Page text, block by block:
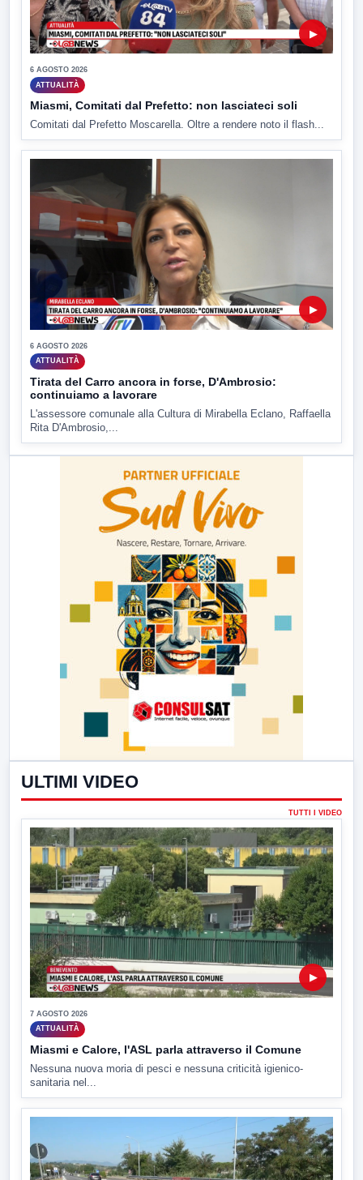
▶
6 AGOSTO 2026
ATTUALITÀ
Miasmi, Comitati dal Prefetto: non lasciateci soli
Comitati dal Prefetto Moscarella. Oltre a rendere noto il flash...
▶
6 AGOSTO 2026
ATTUALITÀ
Tirata del Carro ancora in forse, D'Ambrosio:
continuiamo a lavorare
L'assessore comunale alla Cultura di Mirabella Eclano, Raffaella
Rita D'Ambrosio,...
ULTIMI VIDEO
TUTTI I VIDEO
▶
7 AGOSTO 2026
ATTUALITÀ
Miasmi e Calore, l'ASL parla attraverso il Comune
Nessuna nuova moria di pesci e nessuna criticità igienico-
sanitaria nel...